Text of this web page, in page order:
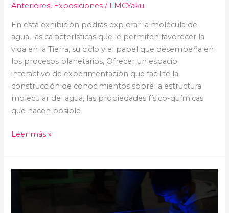
Anteriores, Exposiciones / FMCYaku
En esta exhibición podrás explorar la molécula de
agua, las características que le permiten favorecer la
vida en la Tierra, su ciclo y el papel que desempeña en
los procesos planetarios, Ofrecer un espacio
interactivo de experimentación que facilite la
construcción de conocimientos sobre la estructura
molecular del agua, las propiedades físico-químicas
que hacen posible
Leer más »